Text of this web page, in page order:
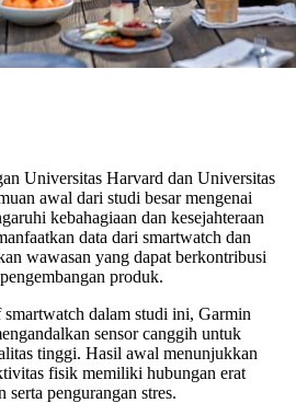
Universitas Harvard dan Universitas
awal dari studi besar mengenai
kebahagiaan dan kesejahteraan
data dari smartwatch dan
wawasan yang dapat berkontribusi
produk.
dalam studi ini, Garmin
sensor canggih untuk
tinggi. Hasil awal menunjukkan
fisik memiliki hubungan erat
serta pengurangan stres.